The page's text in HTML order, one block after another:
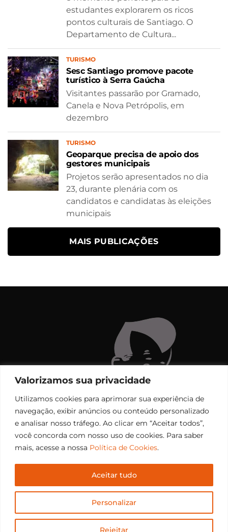
Valorizamos sua privacidade
Utilizamos cookies para aprimorar sua experiência de
navegação, exibir anúncios ou conteúdo personalizado
e analisar nosso tráfego. Ao clicar em “Aceitar todos”,
você concorda com nosso uso de cookies. Para saber
mais, acesse a nossa Política de Cookies.
Personalizar
Rejeitar
Aceitar tudo
estudantes explorarem os ricos
pontos culturais de Santiago. O
Departamento de Cultura...
TURISMO
Sesc Santiago promove pacote
turístico à Serra Gaúcha
Visitantes passarão por Gramado,
Canela e Nova Petrópolis, em
dezembro
TURISMO
Geoparque precisa de apoio dos
gestores municipais
Projetos serão apresentados no dia
23, durante plenária com os
candidatos e candidatas às eleições
municipais
MAIS PUBLICAÇÕES
Copyright © 2006 – 2026 Rádio Santiago FM. Todos os
direitos reservados.
Desenvolvido porCEOS Tech